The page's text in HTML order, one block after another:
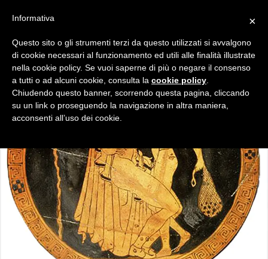
×
Informativa
Questo sito o gli strumenti terzi da questo utilizzati si avvalgono
di cookie necessari al funzionamento ed utili alle finalità illustrate
nella cookie policy. Se vuoi saperne di più o negare il consenso
a tutti o ad alcuni cookie, consulta la cookie policy
Chiudendo questo banner, scorrendo questa pagina, cliccando
su un link o proseguendo la navigazione in altra maniera,
acconsenti all’uso dei cookie.